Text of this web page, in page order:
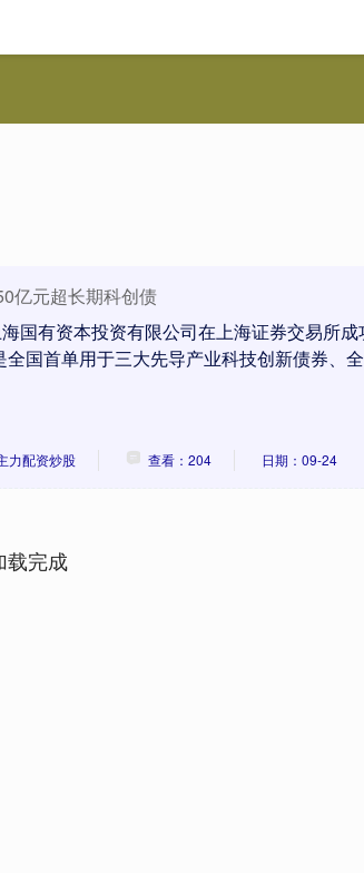
国内最大的证
亿元超长期科创债
国有资本投资有限公司在上海证券交易所成
国首单用于三大先导产业科技创新债券、
力配资炒股 查看：204 日期：09-24
载完成